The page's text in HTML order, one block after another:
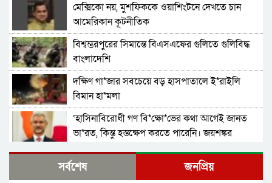
মেক্সিকো নয়, মুশফিককে ওয়াশিংটনে দেখতে চান
আমেরিকান কূটনীতিক
বিশ্বম্ভরপুরের সিমান্তে বিএসএফের গুলিতে গুলিবিদ্ধ
বাংলাদেশি
দক্ষিণ গা*জার সবচেয়ে বড় হাসপাতালে ই*রাইলি
বিমান হা*মলা
‘হাসিনাবিরোধী গণ বি*ক্ষো*ভের কথা আগেই জানত
ভা*রত, কিন্তু হস্তক্ষেপ করতে পারেনি। জয়শঙ্কর
গাজায় ইসরাইলি বর্বরতায় ক্ষুব্ধ জাতিসংঘ মহাসচিব
সর্বশেষ জনপ্রিয়